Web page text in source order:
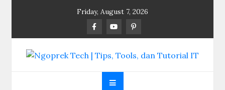
Friday, August 7, 2026
Ngoprek Tech | Tips,